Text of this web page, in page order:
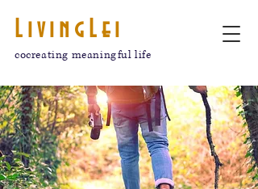
LivingLei
cocreating meaningful life